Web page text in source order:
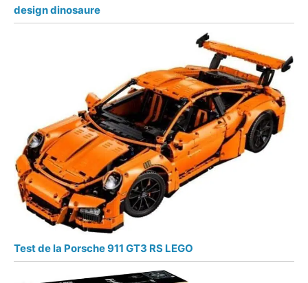
design dinosaure
Test de la Porsche 911 GT3 RS LEGO